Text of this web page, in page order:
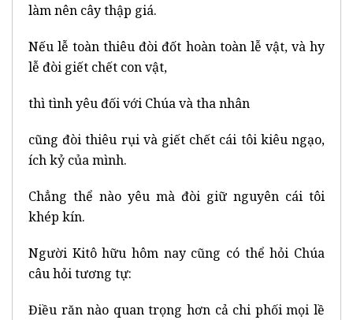
làm nên cây thập giá.
Nếu lễ toàn thiêu đòi đốt hoàn toàn lễ vật, và hy
lễ đòi giết chết con vật,
thì tình yêu đối với Chúa và tha nhân
cũng đòi thiêu rụi và giết chết cái tôi kiêu ngạo,
ích kỷ của mình.
Chẳng thể nào yêu mà đòi giữ nguyên cái tôi
khép kín.
Người Kitô hữu hôm nay cũng có thể hỏi Chúa
câu hỏi tương tự:
Điều răn nào quan trọng hơn cả chi phối mọi lề